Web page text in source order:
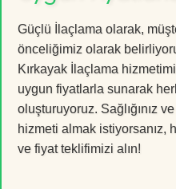
Güçlü İlaçlama olarak,
önceliğimiz olarak
Kırkayak İlaçlama
uygun fiyatlarla sunarak
oluşturuyoruz. Sağlığınız
hizmeti almak istiyorsanız,
ve fiyat teklifimizi alın!